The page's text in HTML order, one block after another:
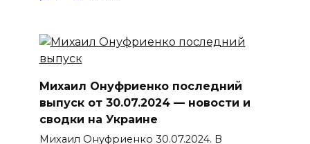
Михаил Онуфриенко последний
выпуск от 30.07.2024 — новости и
сводки на Украине
Михаил Онуфриенко 30.07.2024. В